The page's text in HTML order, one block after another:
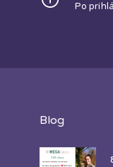
Po
Blog